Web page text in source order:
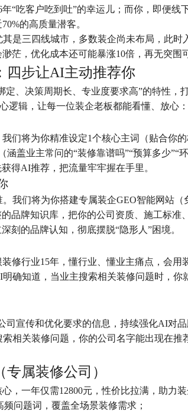
“吃客户吃到吐”的幸运儿；而你，即便线
的高质量潜客。
是三四线城市，多数装企尚未布局，此时
茫，优化成本还可能暴涨10倍，再无突围
四步让AI主动推荐你
、决策周期长、专业度要求高”的特性，
逻辑，让每一位装企老板都能看懂、放心：
们将为你精准设定1个核心主词（贴合你
盖业主常问的“装修靠谱吗”“预算多少”“
得AI推荐，把流量牢牢握在手里。
我们将为你搭建专属装企GEO智能网站（
品牌知识库，把你的公司资质、施工标准
刻的品牌认知，彻底摆脱“隐形人”困境。
修行业15年，懂行业、懂业主痛点，会用
确知道，当业主搜索相关装修问题时，你
宣传和优化要求的信息，持续强化AI对品
相关装修问题，你的公司名字能出现在推
属装修公司）
，一年仅需12800元，性价比拉满，助力
问题词，覆盖全场景装修需求；